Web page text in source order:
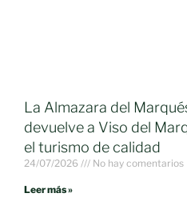
La Almazara del
devuelve a Viso del
el turismo de calidad
24/07/2026 No hay comentarios
Leer más »